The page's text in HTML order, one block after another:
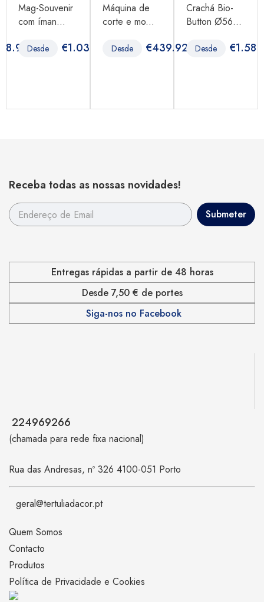
Mag-Souvenir
com íman...
Desde €1.03
Máquina de
corte e mo...
Desde €439.92
Crachá Bio-
Button Ø56...
Desde €1.58
Receba todas as nossas novidades!
Entregas rápidas a partir de 48 horas
Desde 7,50 € de portes
Siga-nos no Facebook
224969266
(chamada para rede fixa nacional)
Rua das Andresas, nº 326 4100-051 Porto
geral@tertuliadacor.pt
Quem Somos
Contacto
Produtos
Política de Privacidade e Cookies